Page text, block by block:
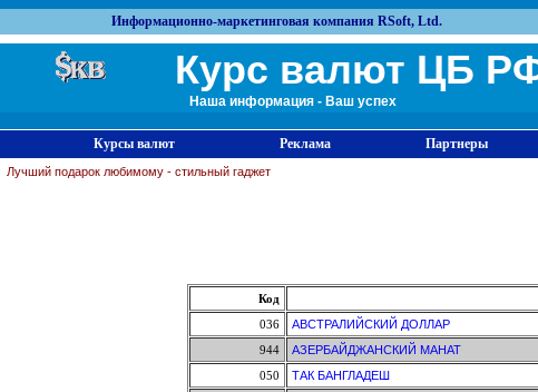
Информационно-маркетинговая компания RSoft, Ltd.
Курс валют ЦБ
Наша информация - Ваш успех
Курсы валют Реклама Партнеры
Лучший подарок любимому - стильный гаджет
Код
036
АВСТРАЛИЙСКИЙ ДОЛЛАР
944
АЗЕРБАЙДЖАНСКИЙ МАНАТ
050
ТАК БАНГЛАДЕШ